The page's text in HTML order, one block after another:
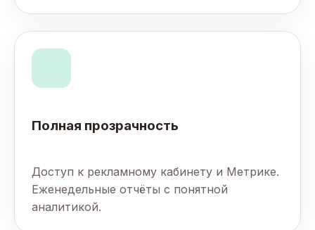
Полная прозрачность
Доступ к рекламному кабинету и Метрике.
Еженедельные отчёты с понятной
аналитикой.